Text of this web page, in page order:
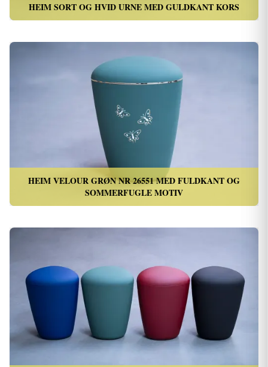
HEIM SORT OG HVID URNE MED GULDKANT KORS
HEIM VELOUR GRØN NR 26551 MED FULDKANT OG
SOMMERFUGLE MOTIV